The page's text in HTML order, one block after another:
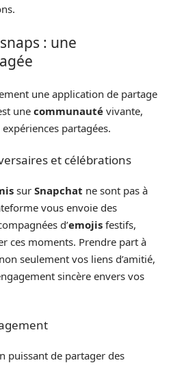
: une
une application de partage
une communauté vivante,
partagées.
et célébrations
sur Snapchat ne sont pas à
vous envoie des
d’emojis festifs,
ces moments. Prendre part à
seulement vos liens d’amitié,
sincère envers vos
puissant de partager des